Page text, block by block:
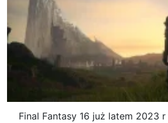
Final Fantasy 16 już latem 2023 r